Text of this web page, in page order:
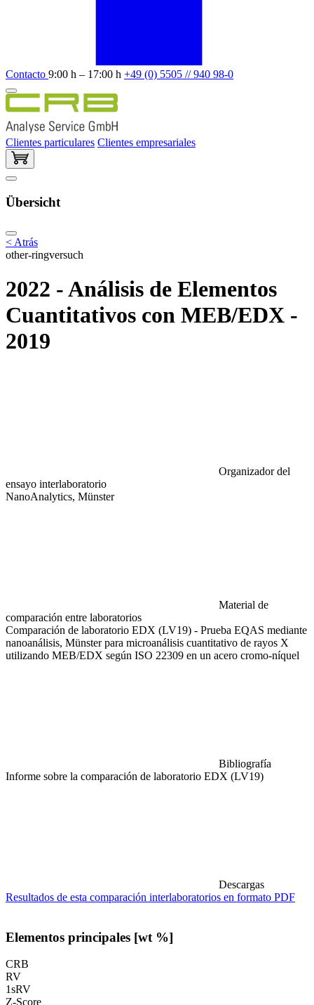
Contacto 9:00 h – 17:00 h +49 (0) 5505 // 940 98-0
Clientes particulares Clientes empresariales
Übersicht
< Atrás
other-ringversuch
2022 - Análisis de Elementos
Cuantitativos con MEB/EDX -
2019
Organizador del
ensayo interlaboratorio
NanoAnalytics, Münster
Material de
comparación entre laboratorios
Comparación de laboratorio EDX (LV19) - Prueba EQAS mediante
nanoanálisis, Münster para microanálisis cuantitativo de rayos X
utilizando MEB/EDX según ISO 22309 en un acero cromo-níquel
Bibliografía
Informe sobre la comparación de laboratorio EDX (LV19)
Descargas
Resultados de esta comparación interlaboratorios en formato PDF
Elementos principales [wt %]
CRB
RV
1sRV
Z-Score